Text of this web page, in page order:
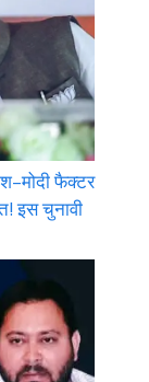
फैक्टर
इस चुनावी